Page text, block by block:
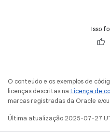
Isso
O conteúdo e os exemplos de
licenças descritas na Licença de
marcas registradas da Oracle e/
Última atualização 2025-07-27